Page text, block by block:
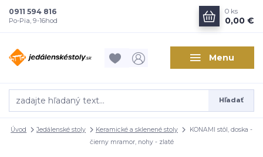
Menu
Hľadať
0911 594 816
Po-Pia, 9-16hod
0 ks
0,00 €
Úvod Jedálenské stoly Keramické a sklenené stoly
KONAMI stôl, doska -
čierny mramor, nohy - zlaté